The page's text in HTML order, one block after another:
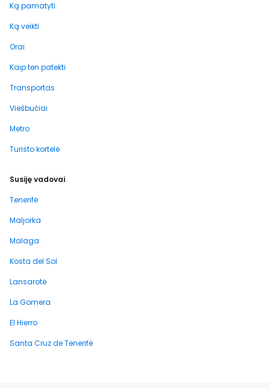
Ką pamatyti
Ką veikti
Orai
Kaip ten patekti
Transportas
Viešbučiai
Metro
Turisto kortelė
Susiję vadovai
Tenerifė
Maljorka
Malaga
Kosta del Sol
Lansarotė
La Gomera
El Hierro
Santa Cruz de Tenerifė